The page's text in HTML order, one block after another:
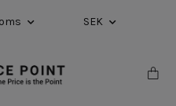
SEK